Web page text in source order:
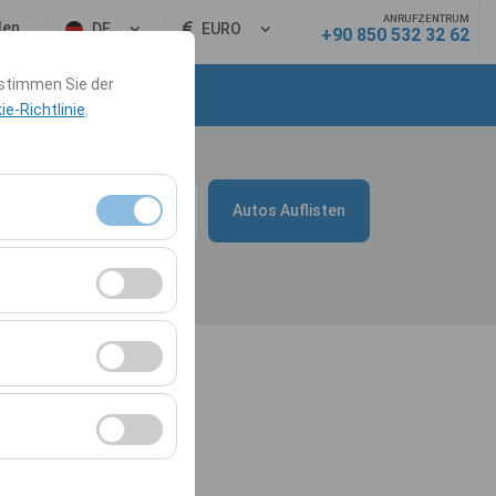
Sie der
Richtlinie
zu
anzuzeigen
DE EURO
ANRUFZENTRUM
+90 850 532 32 62
10:00 Autos Auflisten